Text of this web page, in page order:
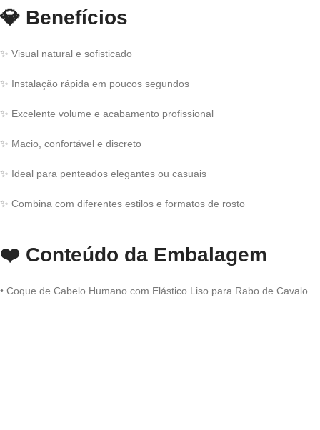
💎 Benefícios
✨ Visual natural e sofisticado
✨ Instalação rápida em poucos segundos
✨ Excelente volume e acabamento profissional
✨ Macio, confortável e discreto
✨ Ideal para penteados elegantes ou casuais
✨ Combina com diferentes estilos e formatos de rosto
❤️ Conteúdo da Embalagem
• Coque de Cabelo Humano com Elástico Liso para Rabo de Cavalo